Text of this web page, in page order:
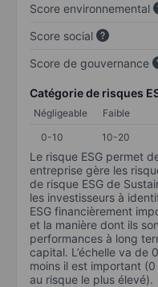
Score environnemental
Score social
Score de gouvernance
Catégorie de risques
Négligeable Faible
0-10
10-20
Le risque ESG permet
entreprise gère les
de risque ESG de
les investisseurs à
ESG financièrement
et la manière dont ils
performances à long
capital. L’échelle va de
moins il est important
au risque le plus élevé).